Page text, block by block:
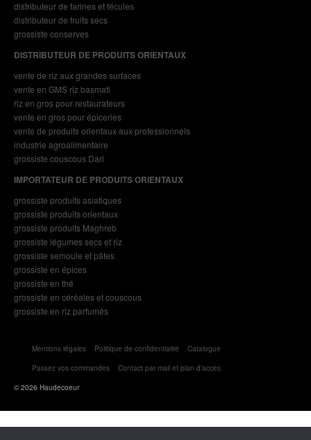
distributeur de farines et fécules
distributeur de fruits secs
grossiste conserves
DISTRIBUTEUR DE PRODUITS ORIENTAUX
vente de riz aux grandes surfaces
vente en GMS riz basmati
riz en gros pour restaurateurs
vente en gros pour épiceries
vente de produits orientaux aux professionnels
industrie agroalimentaire
grossiste couscous Dari
IMPORTATEUR DE PRODUITS ORIENTAUX
grossiste produits asiatiques
grossiste produits orientaux
grossiste produits Maghreb
grossiste légumes secs et riz
grossiste semoule et pâtes
grossiste en épices
grossiste en thé
grossiste en céréales et couscous
grossiste en riz parfumés
Mentions légales Politique de confidentialité
Catalogue
Passez vos commandes
Contact par mail et plan d’accès
© 2026 Haudecoeur